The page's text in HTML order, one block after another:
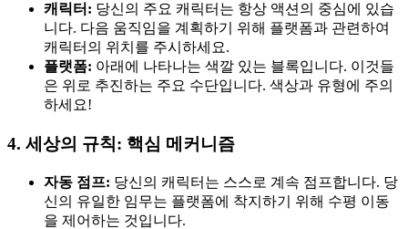
캐릭터: 당신의 주요 캐릭터는 항상 액션의 중심에 있습
니다. 다음 움직임을 계획하기 위해 플랫폼과 관련하여
캐릭터의 위치를 주시하세요.
플랫폼: 아래에 나타나는 색깔 있는 블록입니다. 이것들
은 위로 추진하는 주요 수단입니다. 색상과 유형에 주의
하세요!
4. 세상의 규칙: 핵심 메커니즘
자동 점프: 당신의 캐릭터는 스스로 계속 점프합니다. 당
신의 유일한 임무는 플랫폼에 착지하기 위해 수평 이동
을 제어하는 것입니다.